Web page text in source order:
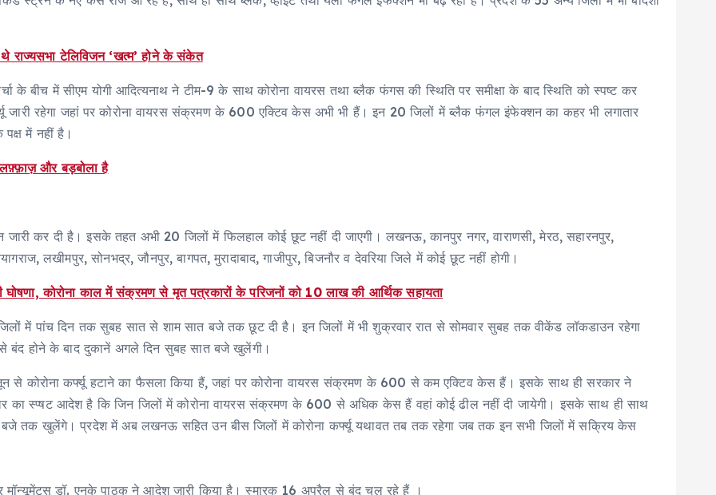
थे राज्यसभा टेलिविजन ‘खत्म’ होने के संकेत
के बीच में सीएम योगी आदित्यनाथ ने टीम-9 के साथ कोरोना वायरस तथा ब्लैक फंगस की स्थिति पर समीक्षा के बाद स्थिति को स्पष्ट कर
रहेगा जहां पर कोरोना वायरस संक्रमण के 600 एक्टिव केस अभी भी हैं। इन 20 जिलों में ब्लैक फंगल इंफेक्शन का कहर भी लगातार
में नहीं है।
लफ़्फ़ाज़ और बड़बोला है
जारी कर दी है। इसके तहत अभी 20 जिलों में फिलहाल कोई छूट नहीं दी जाएगी। लखनऊ, कानपुर नगर, वाराणसी, मेरठ, सहारनपुर,
लखीमपुर, सोनभद्र, जौनपुर, बागपत, मुरादाबाद, गाजीपुर, बिजनौर व देवरिया जिले में कोई छूट नहीं होगी।
घोषणा, कोरोना काल में संक्रमण से मृत पत्रकारों के परिजनों को 10 लाख की आर्थिक सहायता
में पांच दिन तक सुबह सात से शाम सात बजे तक छूट दी है। इन जिलों में भी शुक्रवार रात से सोमवार सुबह तक वीकेंड लॉकडाउन रहेगा
से बंद होने के बाद दुकानें अगले दिन सुबह सात बजे खुलेंगी।
से कोरोना ​​​​​कर्फ्यू हटाने का फैसला किया हैं, जहां पर कोरोना वायरस संक्रमण के 600 से कम एक्टिव केस हैं। इसके साथ ही सरकार ने
का स्प्षट आदेश है कि जिन जिलों में कोरोना वायरस संक्रमण के 600 से अधिक केस हैं वहां कोई ढील नहीं दी जायेगी। इसके साथ ही साथ
तक खुलेंगे। प्रदेश में अब लखनऊ सहित उन बीस जिलों में कोरोना ​​​​​कर्फ्यू यथावत तब तक रहेगा जब तक इन सभी जिलों में सक्रिय केस
डॉ. एनके पाठक ने आदेश जारी किया है। स्मारक 16 अप्रैल से बंद चल रहे हैं ।